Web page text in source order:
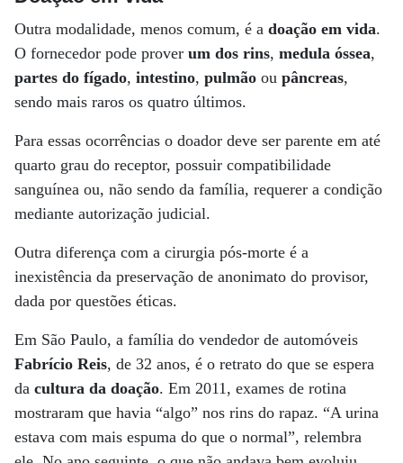
Outra modalidade, menos comum, é a doação em vida.
O fornecedor pode prover um dos rins, medula óssea,
partes do fígado, intestino, pulmão ou pâncreas,
sendo mais raros os quatro últimos.
Para essas ocorrências o doador deve ser parente em até
quarto grau do receptor, possuir compatibilidade
sanguínea ou, não sendo da família, requerer a condição
mediante autorização judicial.
Outra diferença com a cirurgia pós-morte é a
inexistência da preservação de anonimato do provisor,
dada por questões éticas.
Em São Paulo, a família do vendedor de automóveis
Fabrício Reis, de 32 anos, é o retrato do que se espera
da cultura da doação. Em 2011, exames de rotina
mostraram que havia “algo” nos rins do rapaz. “A urina
estava com mais espuma do que o normal”, relembra